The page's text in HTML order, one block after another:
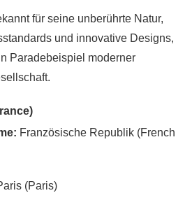
für seine unberührte Natur,
und innovative Designs,
Paradebeispiel moderner
Französische Republik (French
(Paris)